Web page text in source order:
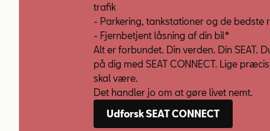
trafik
- Parkering, tankstationer og de bedste
- Fjernbetjent låsning af din bil*
Alt er forbundet. Din verden. Din SEAT.
på dig med SEAT CONNECT. Lige
skal være.
Det handler jo om at gøre livet nemt.
Udforsk SEAT CONNECT